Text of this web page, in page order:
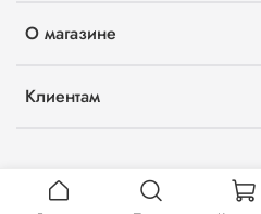
О магазине
Клиентам